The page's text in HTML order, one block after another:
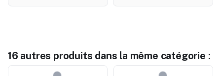
16 autres produits dans la même catégorie :